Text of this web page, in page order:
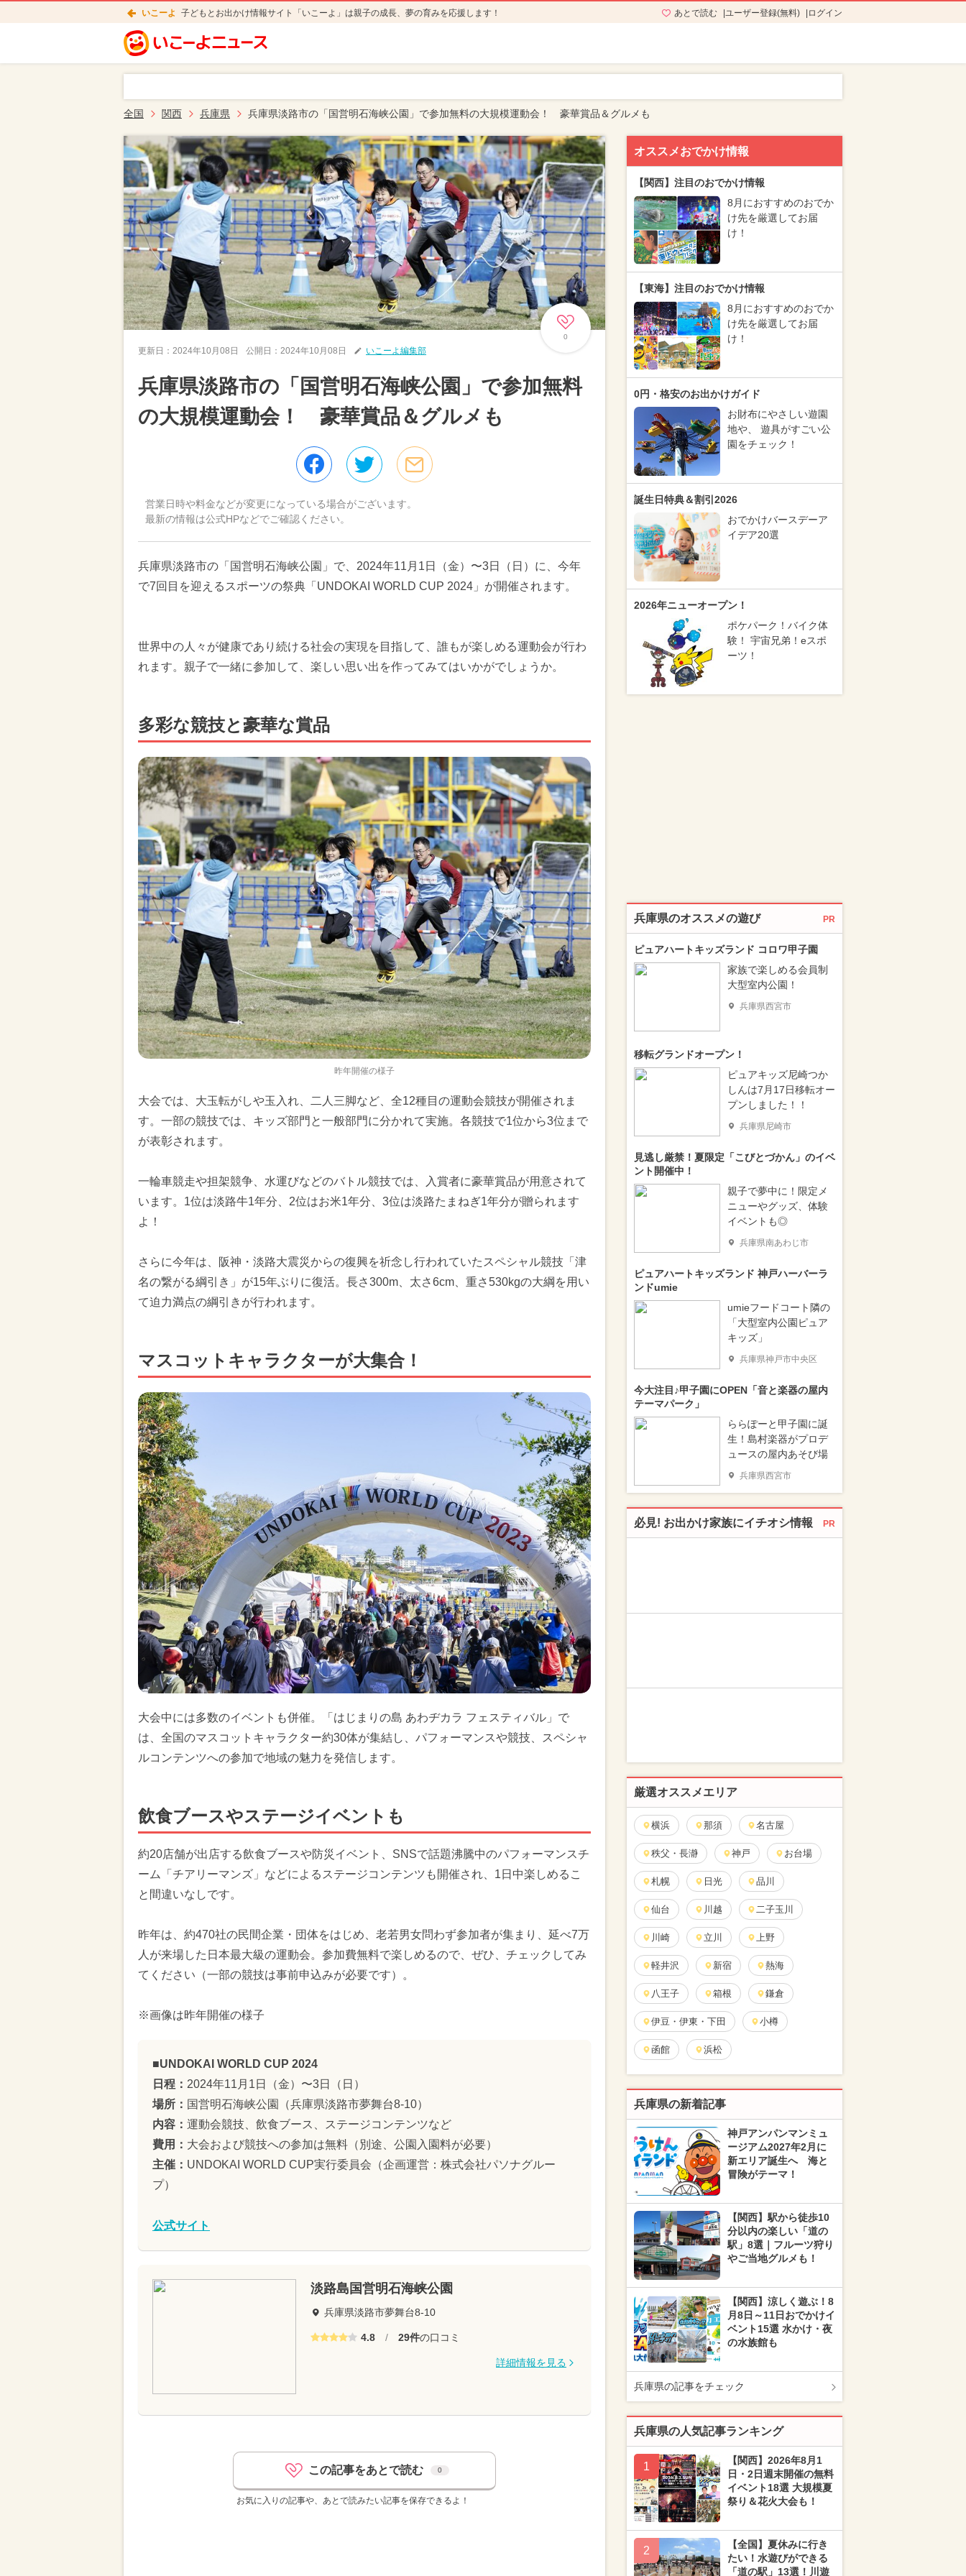
いこーよ 子どもとお出かけ情報サイト「いこーよ」は親子の成長、夢の育みを応援します！ あとで読む ユーザー登録(無料) ログイン
全国 関西 兵庫県 兵庫県淡路市の「国営明石海峡公園」で参加無料の大規模運動会！ 豪華賞品＆グルメも
0
更新日： 2024年10月08日 公開日： 2024年10月08日 いこーよ編集部
兵庫県淡路市の「国営明石海峡公園」で参加無料
の大規模運動会！ 豪華賞品＆グルメも
営業日時や料金などが変更になっている場合がございます。
最新の情報は公式HPなどでご確認ください。
兵庫県淡路市の「国営明石海峡公園」で、2024年11月1日（金）〜3日（日）に、今年
で7回目を迎えるスポーツの祭典「UNDOKAI WORLD CUP 2024」が開催されます。
世界中の人々が健康であり続ける社会の実現を目指して、誰もが楽しめる運動会が行わ
れます。親子で一緒に参加して、楽しい思い出を作ってみてはいかがでしょうか。
多彩な競技と豪華な賞品
昨年開催の様子
大会では、大玉転がしや玉入れ、二人三脚など、全12種目の運動会競技が開催されま
す。一部の競技では、キッズ部門と一般部門に分かれて実施。各競技で1位から3位まで
が表彰されます。
一輪車競走や担架競争、水運びなどのバトル競技では、入賞者に豪華賞品が用意されて
います。1位は淡路牛1年分、2位はお米1年分、3位は淡路たまねぎ1年分が贈られます
よ！
さらに今年は、阪神・淡路大震災からの復興を祈念し行われていたスペシャル競技「津
名の繋がる綱引き」が15年ぶりに復活。長さ300m、太さ6cm、重さ530kgの大綱を用い
て迫力満点の綱引きが行われます。
マスコットキャラクターが大集合！
大会中には多数のイベントも併催。「はじまりの島 あわヂカラ フェスティバル」で
は、全国のマスコットキャラクター約30体が集結し、パフォーマンスや競技、スペシャ
ルコンテンツへの参加で地域の魅力を発信します。
飲食ブースやステージイベントも
約20店舗が出店する飲食ブースや防災イベント、SNSで話題沸騰中のパフォーマンスチ
ーム「チアリーマンズ」などによるステージコンテンツも開催され、1日中楽しめるこ
と間違いなしです。
昨年は、約470社の民間企業・団体をはじめ、老若男女問わず参加者が集まり、延べ7万
人が来場した日本最大級の運動会。参加費無料で楽しめるので、ぜひ、チェックしてみ
てください（一部の競技は事前申込みが必要です）。
※画像は昨年開催の様子
■UNDOKAI WORLD CUP 2024
日程： 2024年11月1日（金）〜3日（日）
場所： 国営明石海峡公園（兵庫県淡路市夢舞台8-10）
内容： 運動会競技、飲食ブース、ステージコンテンツなど
費用： 大会および競技への参加は無料（別途、公園入園料が必要）
主催： UNDOKAI WORLD CUP実行委員会（企画運営：株式会社パソナグルー
プ）
公式サイト
淡路島国営明石海峡公園
兵庫県淡路市夢舞台8-10
4.8 / 29件の口コミ
詳細情報を見る
この記事をあとで読む 0
お気に入りの記事や、あとで読みたい記事を保存できるよ！
オススメおでかけ情報
【関西】注目のおでかけ情報
8月におすすめのおでか
け先を厳選してお届
け！
【東海】注目のおでかけ情報
8月におすすめのおでか
け先を厳選してお届
け！
0円・格安のお出かけガイド
お財布にやさしい遊園
地や、 遊具がすごい公
園をチェック！
誕生日特典＆割引2026
おでかけバースデーア
イデア20選
2026年ニューオープン！
ポケパーク！バイク体
験！ 宇宙兄弟！eスポ
ーツ！
兵庫県のオススメの遊び PR
ピュアハートキッズランド コロワ甲子園
家族で楽しめる会員制
大型室内公園！
兵庫県西宮市
移転グランドオープン！
ピュアキッズ尼崎つか
しんは7月17日移転オー
プンしました！！
兵庫県尼崎市
見逃し厳禁！夏限定「こびとづかん」のイベ
ント開催中！
親子で夢中に！限定メ
ニューやグッズ、体験
イベントも◎
兵庫県南あわじ市
ピュアハートキッズランド 神戸ハーバーラ
ンドumie
umieフードコート隣の
「大型室内公園ピュア
キッズ」
兵庫県神戸市中央区
今大注目♪甲子園にOPEN「音と楽器の屋内
テーマパーク」
ららぽーと甲子園に誕
生！島村楽器がプロデ
ュースの屋内あそび場
兵庫県西宮市
必見! お出かけ家族にイチオシ情報 PR
厳選オススメエリア
横浜 那須 名古屋
秩父・長瀞 神戸 お台場
札幌 日光 品川
仙台 川越 二子玉川
川崎 立川 上野
軽井沢 新宿 熱海
八王子 箱根 鎌倉
伊豆・伊東・下田 小樽
函館 浜松
兵庫県の新着記事
神戸アンパンマンミュ
ージアム2027年2月に
新エリア誕生へ 海と
冒険がテーマ！
【関西】駅から徒歩10
分以内の楽しい「道の
駅」8選｜フルーツ狩り
やご当地グルメも！
【関西】涼しく遊ぶ！8
月8日～11日おでかけイ
ベント15選 水かけ・夜
の水族館も
兵庫県の記事をチェック
兵庫県の人気記事ランキング
1
【関西】2026年8月1
日・2日週末開催の無料
イベント18選 大規模夏
祭り＆花火大会も！
2
【全国】夏休みに行き
たい！水遊びができる
「道の駅」13選！川遊